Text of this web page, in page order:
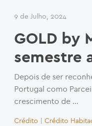
9 de Julho, 2024
GOLD by
semestre
Depois de ser
Portugal como
crescimento de …
Crédito Crédito